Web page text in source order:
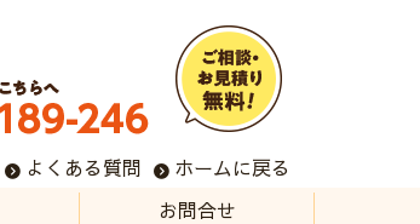
よくある質問
ホームに戻る
お問合せ